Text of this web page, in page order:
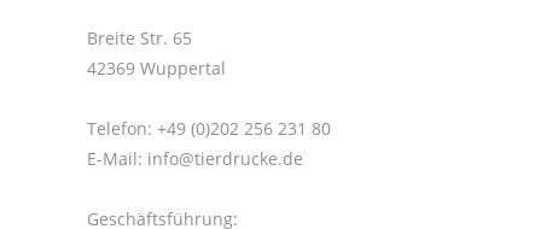
Breite Str. 65
42369 Wuppertal
Telefon: +49 (0)202 256 231 80
E-Mail: info@tierdrucke.de
Geschäftsführung: